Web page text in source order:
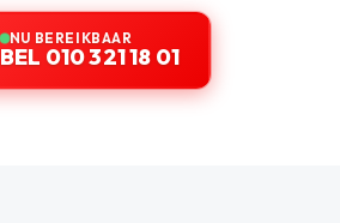
NU BEREIKBAAR
BEL 010 321 18 01